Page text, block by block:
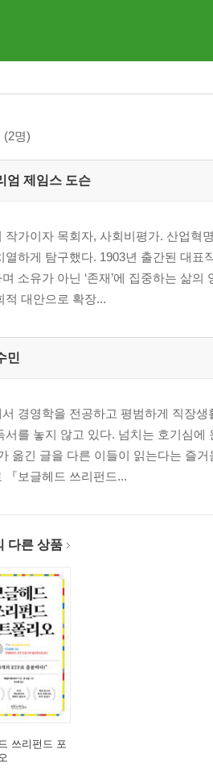
(2명)
엄 제임스 도슨
작가이자 목회자, 사회비평가. 산업혁
열하게 탐구했다. 1903년 출간된 대
소유가 아닌 ‘존재’에 집중하는 삶
적 대안으로 확장...
민
경영학을 전공하고 평범하게 직장
서를 놓지 않고 있다. 넘치는 호기심
옮긴 글을 다른 이들이 읽는다는 즐
『보글헤드 쓰리펀드...
다른 상품
쓰리펀드 포